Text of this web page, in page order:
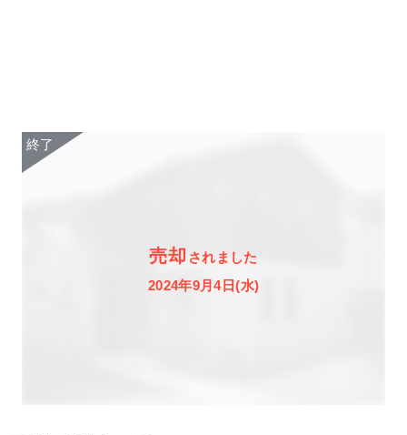
売却 されました
2024年9月4日(水)